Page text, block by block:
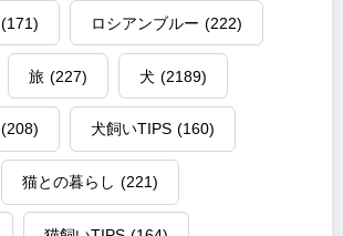
(171) ロシアンブルー (222)
旅 (227) 犬 (2189)
(208) 犬飼いTIPS (160)
猫との暮らし (221)